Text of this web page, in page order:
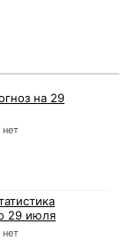
на 29
29 июля